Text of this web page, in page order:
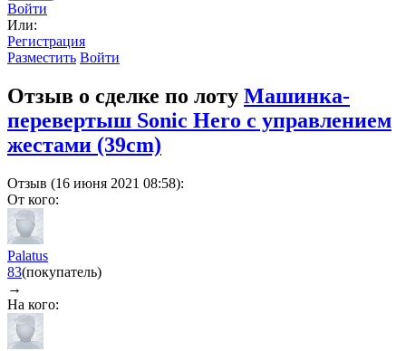
Войти
Или:
Регистрация
Разместить Войти
Отзыв о сделке по лоту Машинка-
перевертыш Sonic Hero с управлением
жестами (39cm)
Отзыв (16 июня 2021 08:58):
От кого:
Palatus
83(покупатель)
→
На кого: